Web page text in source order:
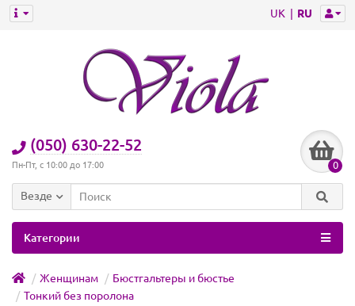
UK RU
(050) 630-22-52
Пн-Пт, с 10:00 до 17:00 0
Везде
Категории
Женщинам
Бюстгальтеры и бюстье
Тонкий без поролона